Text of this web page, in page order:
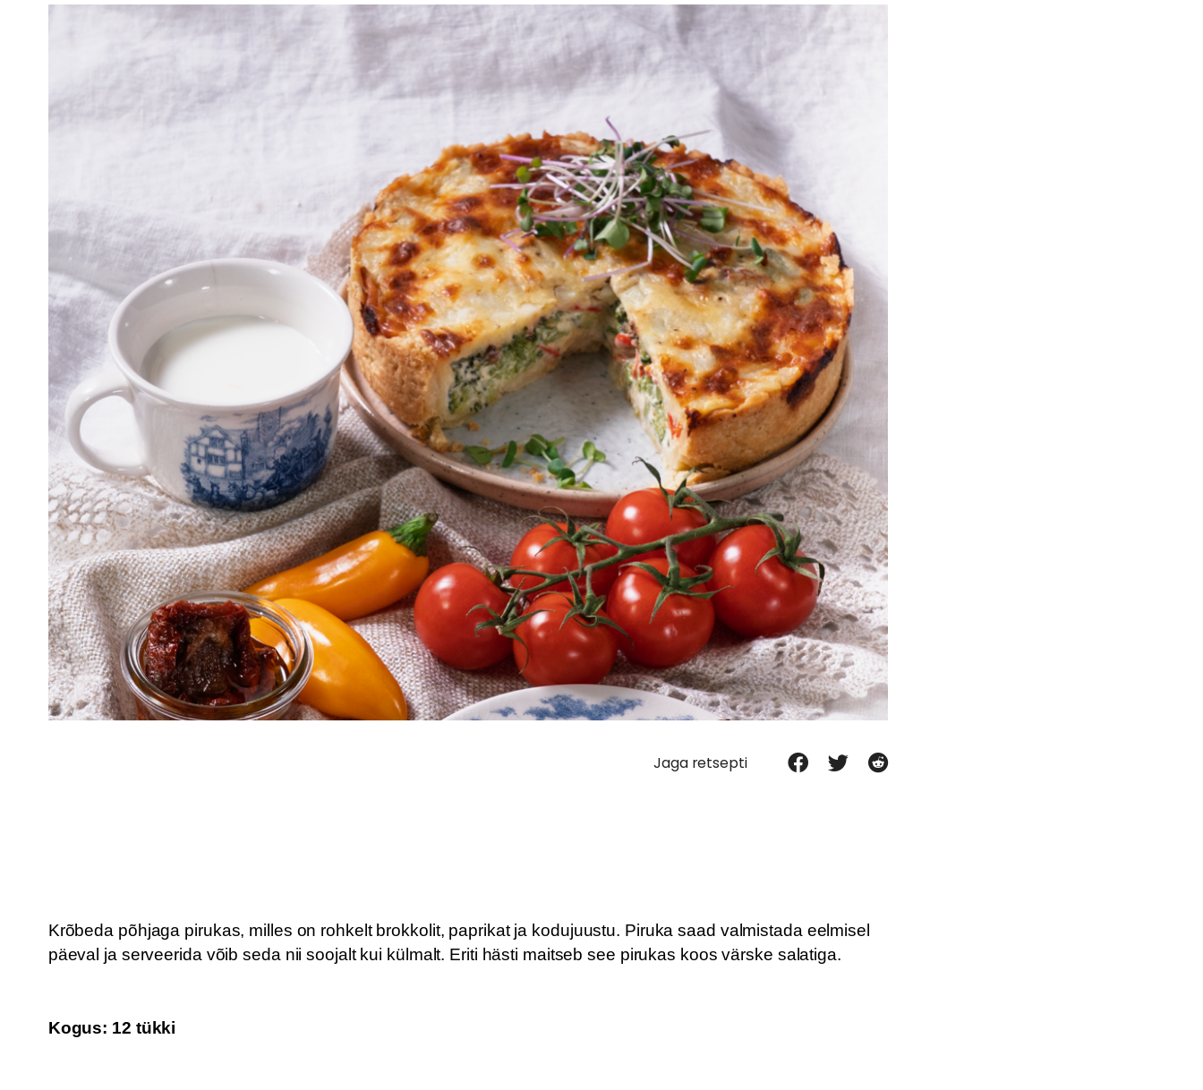
Jaga retsepti
Krõbeda põhjaga pirukas, milles on rohkelt brokkolit, paprikat ja kodujuustu. Piruka saad valmistada eelmisel
päeval ja serveerida võib seda nii soojalt kui külmalt. Eriti hästi maitseb see pirukas koos värske salatiga.
Kogus: 12 tükki